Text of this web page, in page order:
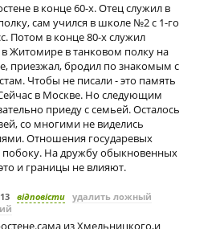
в конце 60-х. Отец служил в
сам учился в школе №2 с 1-го
Потом в конце 80-х служил
Житомире в танковом полку на
приезжал, бродил по знакомым с
Чтобы не писали - это память
в Москве. Но следующим
приеду с семьей. Осталось
со многими не виделись
Отношения государевых
побоку. На дружбу обыкновенных
и границы не влияют.
відповісти удалить ложный
из Хмельницкого,и